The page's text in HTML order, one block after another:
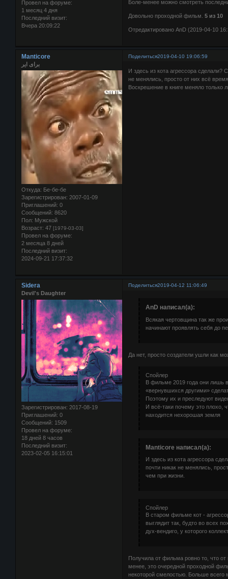
Провел на форуме:
1 месяц 4 дня
Последний визит:
Вчера 20:09:22
Боле-менее можно смотреть
Довольно проходной фильм.5 из 10
Отредактировано AnD (2019-04-10
Поделиться2019-04-10 19:06:59
Manticore
برای ایر
Откуда: Бе-бе-бе
Зарегистрирован: 2007-01-09
Приглашений: 0
Сообщений: 8620
Пол: Мужской
Возраст: 47 [1979-03-03]
Провел на форуме:
2 месяца 8 дней
Последний визит:
2024-09-21 17:37:32
И здесь из кота агрессора
не менялись, просто от них всё
Воскрешение в книге меняло только
Поделиться2019-04-12 11:06:49
Sidera
Devil's Daughter
Зарегистрирован: 2017-08-19
Приглашений: 0
Сообщений: 1509
Провел на форуме:
18 дней 8 часов
Последний визит:
2023-02-05 16:15:01
AnD написал(а):
Всякая чертовщина так же
начинают проявлять себя до
Да нет, просто создатели ушли как
Спойлер
В фильме 2019 года они лишь
«вернувшихся другими»
Поэтому их и преследуют
И всё-таки почему это плохо,
находится нехорошая земля
Manticore написал(а):
И здесь из кота агрессора
почти никак не менялись,
чем при жизни.
Спойлер
В старом фильме кот -
выглядит так, будто во всех
дух-вендиго, у которого
Получила от фильма ровно то, что
менее, это очередной проходной
некоторой смелостью. Больше всего